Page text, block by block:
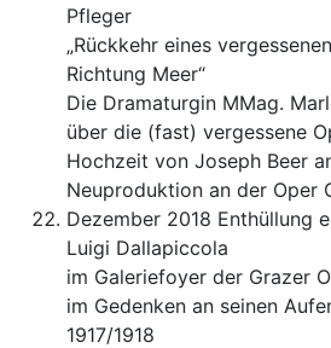
Pfleger
„Rückkehr eines
Richtung Meer“
Die Dramaturgin MMag.
über die (fast) vergessene
Hochzeit von Joseph Beer
Neuproduktion an der Oper
Dezember 2018 Enthüllung
Luigi Dallapiccola
im Galeriefoyer der Grazer
im Gedenken an seinen
1917/1918